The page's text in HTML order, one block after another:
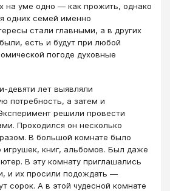
на уме одно ― как прожить, однако
одних семей именно
стали главными, а в других
есть и будут при любой
погоде духовные
девяти лет выявляли
потребность, а затем и
решили провести
Проходился он несколько
В большой комнате было
игрушек, книг, альбомов. Был даже
В эту комнату приглашались
и их просили подождать ―
сорок. А в этой чудесной комнате